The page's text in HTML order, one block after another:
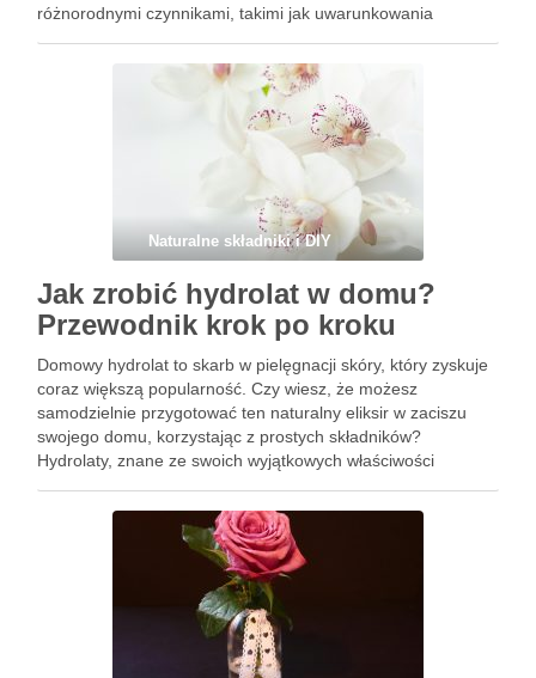
różnorodnymi czynnikami, takimi jak uwarunkowania
środowiska. Objawy, takie jak łuszczenie …
Naturalne składniki i DIY
Jak zrobić hydrolat w domu?
Przewodnik krok po kroku
Domowy hydrolat to skarb w pielęgnacji skóry, który zyskuje
coraz większą popularność. Czy wiesz, że możesz
samodzielnie przygotować ten naturalny eliksir w zaciszu
swojego domu, korzystając z prostych składników?
Hydrolaty, znane ze swoich wyjątkowych właściwości
antyseptycznych, stają się nieodłącznym elementem
kompleksowej pielęgnacji, idealnej dla całej rodziny, …